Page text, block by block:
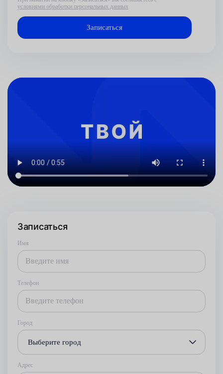
условиями обработки персональных данных
Записаться
Имя
Телефон
Город
Выберите город
Адрес